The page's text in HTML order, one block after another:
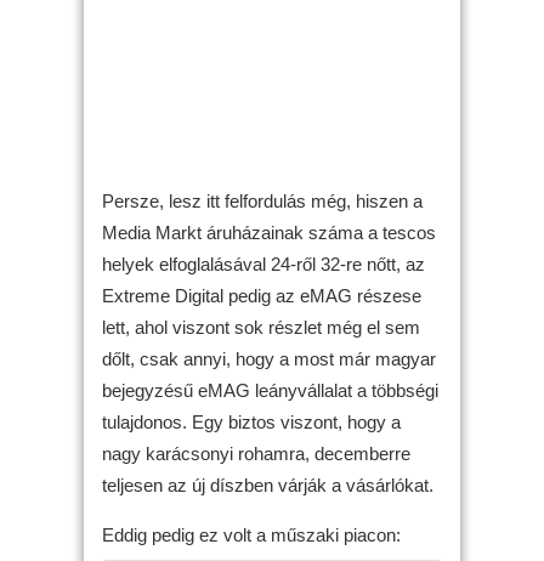
Persze, lesz itt felfordulás még, hiszen a
Media Markt áruházainak száma a tescos
helyek elfoglalásával 24-ről 32-re nőtt, az
Extreme Digital pedig az eMAG részese
lett, ahol viszont sok részlet még el sem
dőlt, csak annyi, hogy a most már magyar
bejegyzésű eMAG leányvállalat a többségi
tulajdonos. Egy biztos viszont, hogy a
nagy karácsonyi rohamra, decemberre
teljesen az új díszben várják a vásárlókat.
Eddig pedig ez volt a műszaki piacon: